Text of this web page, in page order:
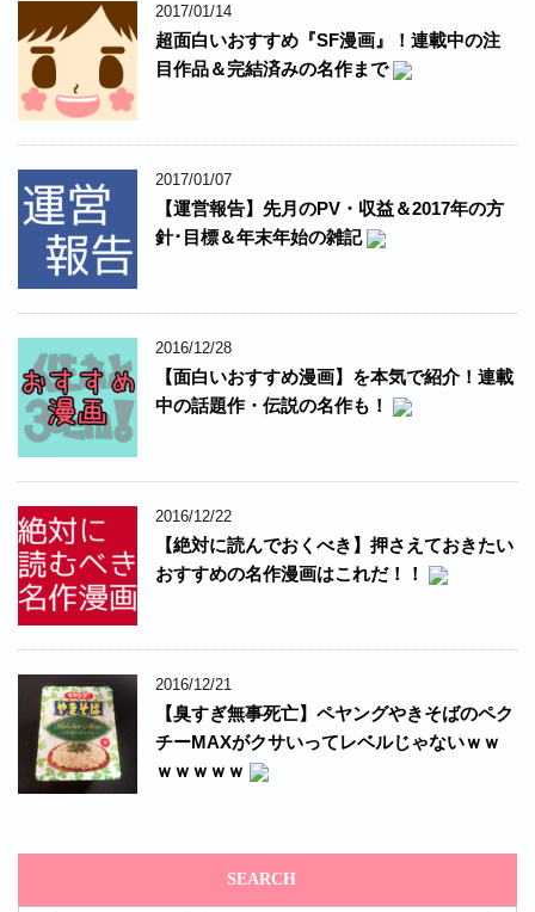
2017/01/14
超面白いおすすめ『SF漫画』！連載中の注
目作品＆完結済みの名作まで
2017/01/07
【運営報告】先月のPV・収益＆2017年の方
針･目標＆年末年始の雑記
2016/12/28
【面白いおすすめ漫画】を本気で紹介！連載
中の話題作・伝説の名作も！
2016/12/22
【絶対に読んでおくべき】押さえておきたい
おすすめの名作漫画はこれだ！！
2016/12/21
【臭すぎ無事死亡】ペヤングやきそばのペク
チーMAXがクサいってレベルじゃないｗｗ
ｗｗｗｗｗ
SEARCH